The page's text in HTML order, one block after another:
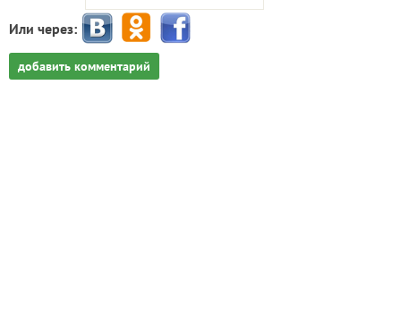
Или через:
добавить комментарий